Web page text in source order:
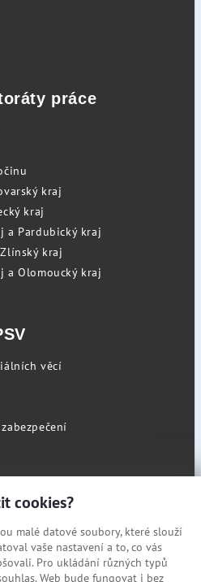
práce
kraj
kraj
a Pardubický kraj
kraj
a Olomoucký kraj
věcí
cookies?
malé datové soubory, které slouží
vaše nastavení a to, co vás
Pro ukládání různých typů
Web bude fungovat i bez